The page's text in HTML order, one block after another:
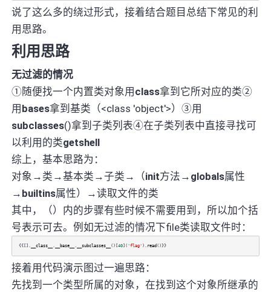
说了这么多的绕过形式，接着结合题目总结下常见的利
用思路。
利用思路
无过滤的情况
①随便找一个内置类对象用 class拿到它所对应的类②
用 bases拿到基类（<class 'object'>）③用
subclasses()拿到子类列表④在子类列表中直接寻找可
以利用的类getshell
综上，基本思路为：
对象→类→基本类→子类→（init方法→ globals属性
→ builtins属性）→读取文件的类
其中，（）内的步骤有些时候不需要用到，所以加个括
号表示可去。例如无过滤的情况下file类读取文件时：
{{[]. __class__ . __base__ . __subclasses__ ()[40]( 'flag' ). read ()}}
接着用代码演示图过一遍思路：
先找到一个类型所属的对象，在找到这个对象所继承的